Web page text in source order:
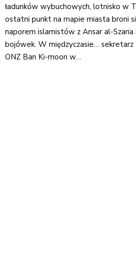
ładunków wybuchowych, lotnisko w
ostatni punkt na mapie miasta broni
naporem islamistów z Ansar al-
bojówek. W międzyczasie… sekretarz
ONZ Ban Ki-moon w…